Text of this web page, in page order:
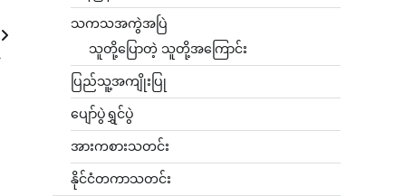
သကသအကွဲအပြဲ
သူတို့ပြောတဲ့ သူတို့အကြောင်း
ပြည်သူ့အကျိုးပြု
ပျော်ပွဲရွှင်ပွဲ
အားကစားသတင်း
နိုင်ငံတကာသတင်း